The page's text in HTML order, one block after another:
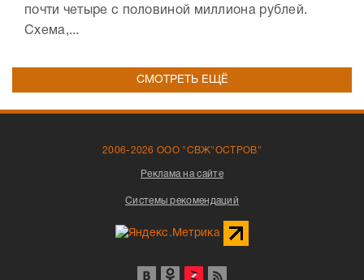
почти четыре с половиной миллиона рублей.
Схема,...
СМОТРЕТЬ ЕЩЁ
2006-2026 ООО "СВЖ"ОСТРОВ"
Реклама на сайте
Системы рекомендаций